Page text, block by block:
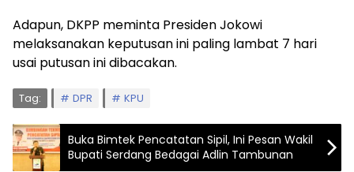
Adapun, DKPP meminta Presiden Jokowi
melaksanakan keputusan ini paling lambat 7 hari
usai putusan ini dibacakan.
Tag: DPR KPU
Buka Bimtek Pencatatan Sipil, Ini Pesan Wakil
Bupati Serdang Bedagai Adlin Tambunan